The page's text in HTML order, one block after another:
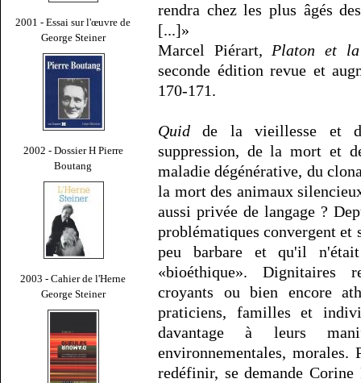
2001 - Essai sur l'œuvre de
George Steiner
2002 - Dossier H Pierre
Boutang
2003 - Cahier de l'Herne
George Steiner
rendra chez les plus âgés
[...]»
Marcel Piérart, Platon et
seconde édition revue et
170-171.
Quid de la vieillesse et
suppression, de la mort et
maladie dégénérative, du
la mort des animaux
aussi privée de langage ?
problématiques convergent et
peu barbare et qu'il
«bioéthique». Dignitaires
croyants ou bien encore
praticiens, familles et
davantage à leurs
environnementales, morales.
redéfinir, se demande